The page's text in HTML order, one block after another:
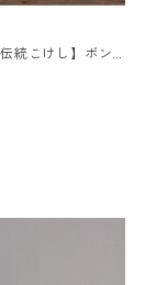
伝統こけし】ボン
8-e〈山桜〉